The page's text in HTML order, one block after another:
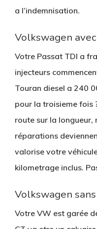
a l’indemnisation.
Volkswagen
Votre Passat TDI a
injecteurs
Touran diesel a 240
pour la troisieme fois
route sur la longueur,
réparations
valorise votre
kilometrage inclus.
Volkswagen
Votre VW est garée